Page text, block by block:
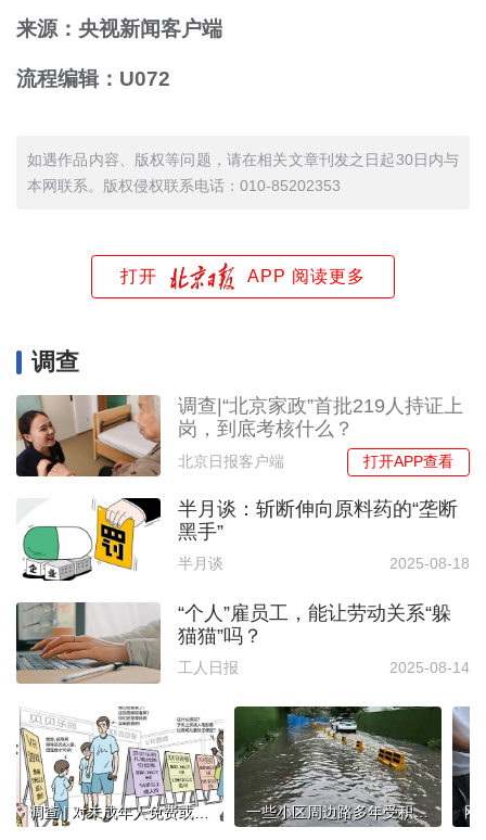
来源：央视新闻客户端
流程编辑：U072
如遇作品内容、版权等问题，请在相关文章刊发之日起30日内与
本网联系。版权侵权联系电话：010-85202353
打开 APP 阅读更多
调查
调查|“北京家政”首批219人持证上
岗，到底考核什么？
北京日报客户端 打开APP查看
半月谈：斩断伸向原料药的“垄断
黑手”
半月谈 2025-08-18
“个人”雇员工，能让劳动关系“躲
猫猫”吗？
工人日报 2025-08-14
调查 | 对未成年人免费或优惠！执行标准不一如何破解？ 一些小区周边路多年受积水困扰，居民雨天出行心里“七上八下”